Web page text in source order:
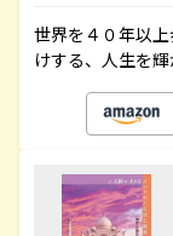
世界を４０年以
けする、人生を